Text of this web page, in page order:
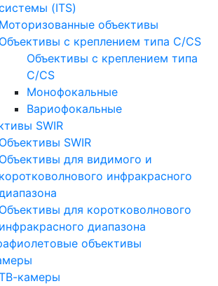
(ITS)
Моторизованные объективы
Объективы с креплением типа C/CS
Объективы с креплением типа
C/CS
Монофокальные
Вариофокальные
SWIR
Объективы SWIR
Объективы для видимого и
коротковолнового инфракрасного
Объективы для коротковолнового
инфракрасного диапазона
объективы
камеры